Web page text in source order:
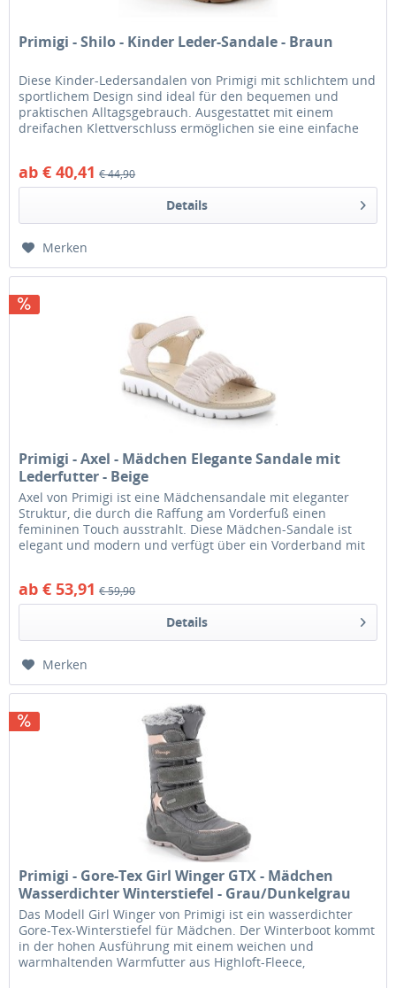
Primigi - Shilo - Kinder Leder-Sandale - Braun
Diese Kinder-Ledersandalen von Primigi mit schlichtem und
sportlichem Design sind ideal für den bequemen und
praktischen Alltagsgebrauch. Ausgestattet mit einem
dreifachen Klettverschluss ermöglichen sie eine einfache
ab € 40,41 € 44,90
Details
Merken
Primigi - Axel - Mädchen Elegante Sandale mit
Lederfutter - Beige
Axel von Primigi ist eine Mädchensandale mit eleganter
Struktur, die durch die Raffung am Vorderfuß einen
femininen Touch ausstrahlt. Diese Mädchen-Sandale ist
elegant und modern und verfügt über ein Vorderband mit
ab € 53,91 € 59,90
Details
Merken
Primigi - Gore-Tex Girl Winger GTX - Mädchen
Wasserdichter Winterstiefel - Grau/Dunkelgrau
Das Modell Girl Winger von Primigi ist ein wasserdichter
Gore-Tex-Winterstiefel für Mädchen. Der Winterboot kommt
in der hohen Ausführung mit einem weichen und
warmhaltenden Warmfutter aus Highloft-Fleece,